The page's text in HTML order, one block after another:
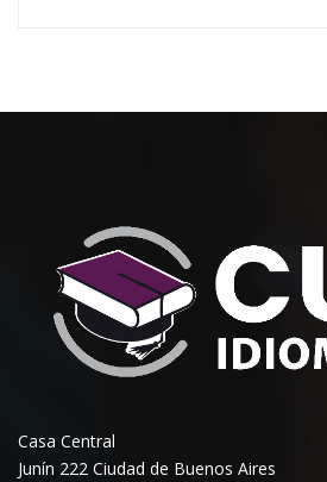
Casa Central
Junín 222 Ciudad de Buenos Aires